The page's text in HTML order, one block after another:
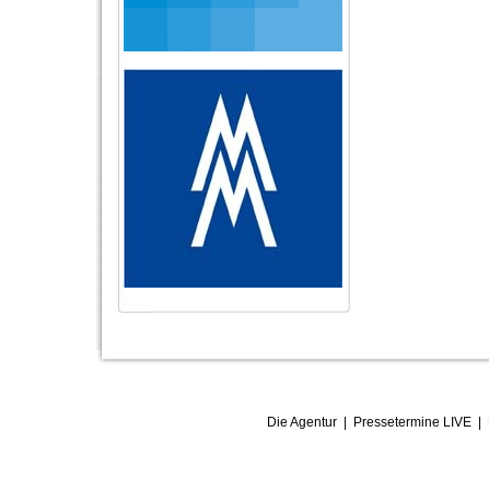
Die Agentur| Pressetermine LIVE|